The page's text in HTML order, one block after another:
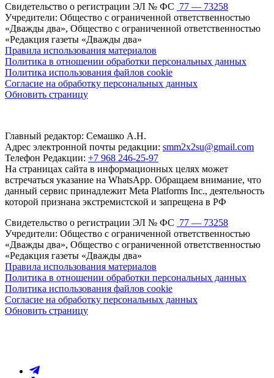
Свидетельство о регистрации ЭЛ № ФС 77 — 73258
Учредители: Общество с ограниченной ответственностью
«Дважды два», Общество с ограниченной ответственностью
«Редакция газеты «Дважды два»
Правила использования материалов
Политика в отношении обработки персональных данных
Политика использования файлов cookie
Согласие на обработку персональных данных
Обновить страницу
Главный редактор: Семашко А.Н.
Адрес электронной почты редакции: smm2x2su@gmail.com
Телефон Редакции: +7 968 246-25-97
На страницах сайта в информационных целях может
встречаться указание на WhatsApp. Обращаем внимание, что
данный сервис принадлежит Meta Platforms Inc., деятельность
которой признана экстремистской и запрещена в РФ
Свидетельство о регистрации ЭЛ № ФС 77 — 73258
Учредители: Общество с ограниченной ответственностью
«Дважды два», Общество с ограниченной ответственностью
«Редакция газеты «Дважды два»
Правила использования материалов
Политика в отношении обработки персональных данных
Политика использования файлов cookie
Согласие на обработку персональных данных
Обновить страницу